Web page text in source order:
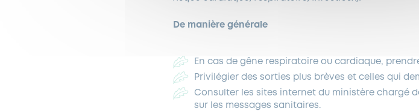
De manière générale
En cas de gêne respiratoire ou cardiaque,
Privilégier des sorties plus brèves et celles qui
Consulter les sites internet du ministère chargé
sur les messages sanitaires.